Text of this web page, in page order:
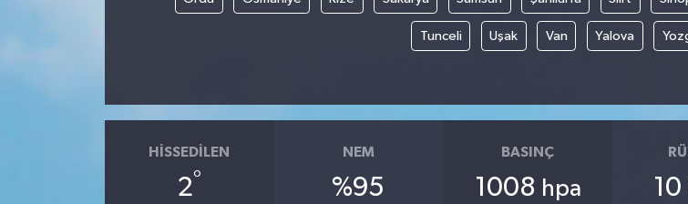
Tunceli Uşak Van Yalova
HISSEDILEN
2°
NEM
%95
BASINÇ
1008 hpa 10